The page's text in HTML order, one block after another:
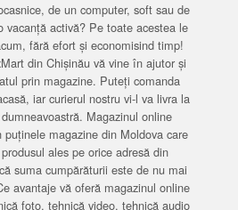
de un computer, soft sau de
vacanță activă? Pe toate acestea le
fără efort și economisind timp!
din Chișinău vă vine în ajutor și
prin magazine. Puteți comanda
iar curierul nostru vi-l va livra la
Magazinul online
magazine din Moldova care
ales pe orice adresă din
suma cumpărăturii este de nu mai
avantaje vă oferă magazinul online
foto, tehnică video, tehnică audio